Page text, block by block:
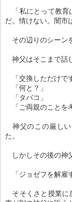
「私にとって教育
だ。情けない。闇市
その辺りのシーン
神父はそこまで話
「交換しただけで
「何と？」
「タバコ」
「ご両親のことを
神父のこの厳し
た。
しかしその後の神
「ジョゼフを解雇
そそくさと授業に